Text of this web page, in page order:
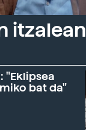
itzalean
"Eklipsea
bat da"